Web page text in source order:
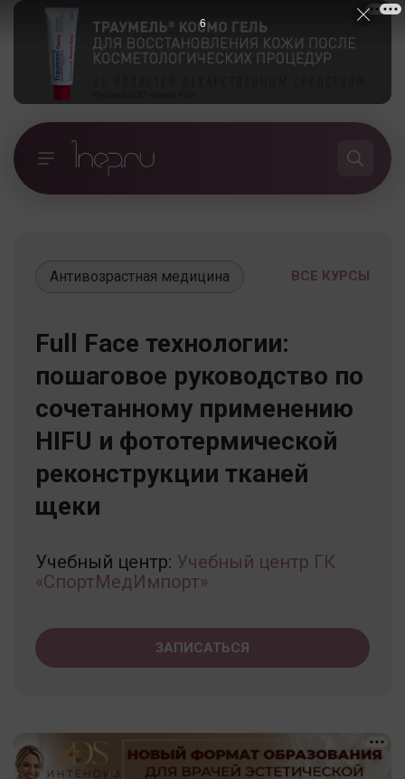
ВСЕ КУРСЫ
Антивозрастная медицина
Full Face технологии:
пошаговое руководство по
сочетанному применению
HIFU и фототермической
реконструкции тканей
щеки
Учебный центр: Учебный центр ГК
«СпортМедИмпорт»
ЗАПИСАТЬСЯ
5